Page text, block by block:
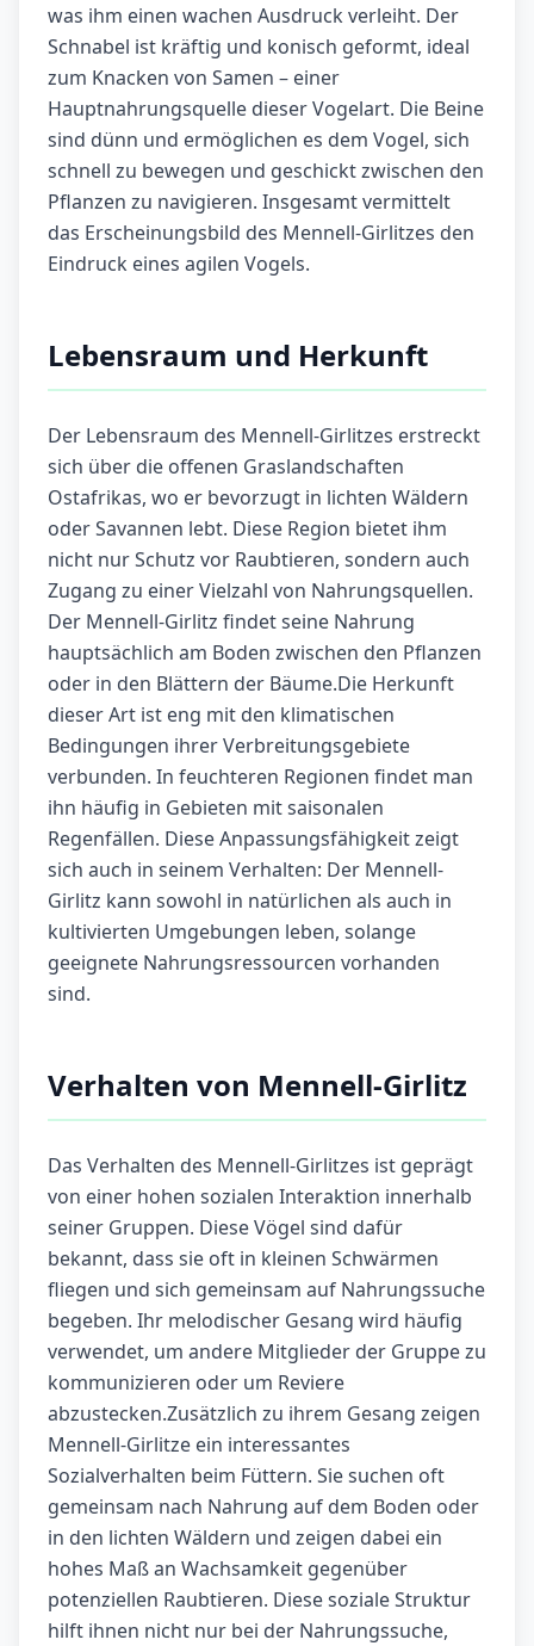
was ihm einen wachen Ausdruck verleiht. Der
Schnabel ist kräftig und konisch geformt, ideal
zum Knacken von Samen – einer
Hauptnahrungsquelle dieser Vogelart. Die Beine
sind dünn und ermöglichen es dem Vogel, sich
schnell zu bewegen und geschickt zwischen den
Pflanzen zu navigieren. Insgesamt vermittelt
das Erscheinungsbild des Mennell-Girlitzes den
Eindruck eines agilen Vogels.
Lebensraum und Herkunft
Der Lebensraum des Mennell-Girlitzes erstreckt
sich über die offenen Graslandschaften
Ostafrikas, wo er bevorzugt in lichten Wäldern
oder Savannen lebt. Diese Region bietet ihm
nicht nur Schutz vor Raubtieren, sondern auch
Zugang zu einer Vielzahl von Nahrungsquellen.
Der Mennell-Girlitz findet seine Nahrung
hauptsächlich am Boden zwischen den Pflanzen
oder in den Blättern der Bäume.Die Herkunft
dieser Art ist eng mit den klimatischen
Bedingungen ihrer Verbreitungsgebiete
verbunden. In feuchteren Regionen findet man
ihn häufig in Gebieten mit saisonalen
Regenfällen. Diese Anpassungsfähigkeit zeigt
sich auch in seinem Verhalten: Der Mennell-
Girlitz kann sowohl in natürlichen als auch in
kultivierten Umgebungen leben, solange
geeignete Nahrungsressourcen vorhanden
sind.
Verhalten von Mennell-Girlitz
Das Verhalten des Mennell-Girlitzes ist geprägt
von einer hohen sozialen Interaktion innerhalb
seiner Gruppen. Diese Vögel sind dafür
bekannt, dass sie oft in kleinen Schwärmen
fliegen und sich gemeinsam auf Nahrungssuche
begeben. Ihr melodischer Gesang wird häufig
verwendet, um andere Mitglieder der Gruppe zu
kommunizieren oder um Reviere
abzustecken.Zusätzlich zu ihrem Gesang zeigen
Mennell-Girlitze ein interessantes
Sozialverhalten beim Füttern. Sie suchen oft
gemeinsam nach Nahrung auf dem Boden oder
in den lichten Wäldern und zeigen dabei ein
hohes Maß an Wachsamkeit gegenüber
potenziellen Raubtieren. Diese soziale Struktur
hilft ihnen nicht nur bei der Nahrungssuche,